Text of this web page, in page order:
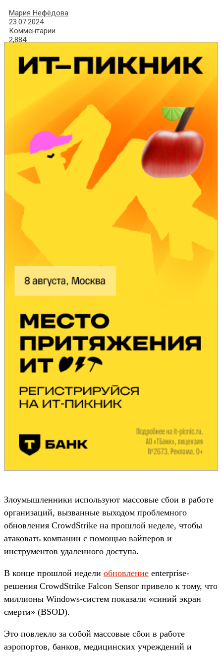
Мария Нефёдова
23.07.2024
Комментарии
2,884
Злоумышленники используют массовые сбои в работе
организаций, вызванные выходом проблемного
обновления CrowdStrike на прошлой неделе, чтобы
атаковать компании с помощью вайперов и
инструментов удаленного доступа.
В конце прошлой недели обновление enterprise-
решения CrowdStrike Falcon Sensor привело к тому, что
миллионы Windows-систем показали «синий экран
смерти» (BSOD).
Это повлекло за собой массовые сбои в работе
аэропортов, банков, медицинских учреждений и